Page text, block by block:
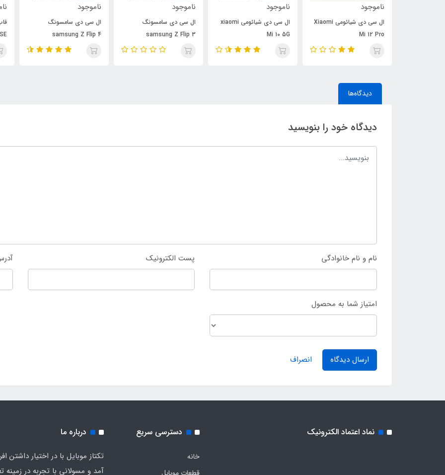
ناموجود
ال سی دی شیائومی Xiaomi
Mi 12 Pro
ناموجود
ال سی دی شیائومی xiaomi
Mi 10 5G
ناموجود
ال سی دی سامسونگ
samsung Z Flip 3
ناموجود
ال سی دی سامسونگ
samsung Z Flip 4
دیدگاه‌ها
دیدگاه خود را بنویسید
نام و نام خانوادگی پست الکترونیک
امتیاز شما به محصول
ارسال دیدگاه انصراف
نماد اعتماد الکترونیک دسترسی سریع
خانه
درباره ما
تکتاز موبایل با در اختیار داشتن
آمد و مسولانی با تجربه در زمینه